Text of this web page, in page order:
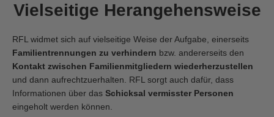
Vielseitige Herangehensweise
RFL widmet sich auf vielseitige Weise der Aufgabe, einerseits
Familientrennungen zu verhindern bzw. andererseits den
Kontakt zwischen Familienmitgliedern wiederherzustellen
und dann aufrechtzuerhalten. RFL sorgt auch dafür, dass
Informationen über das Schicksal vermisster Personen
eingeholt werden können.